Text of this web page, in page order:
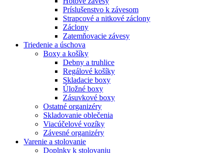
Príslušenstvo k závesom
Strapcové a nitkové záclony
Záclony
Zatemňovacie závesy
Triedenie a úschova
Boxy a košíky
Debny a truhlice
Regálové košíky
Skladacie boxy
Úložné boxy
Zásuvkové boxy
Ostatné organizéry
Skladovanie oblečenia
Viacúčelové vozíky
Závesné organizéry
Varenie a stolovanie
Doplnky k stolovaniu